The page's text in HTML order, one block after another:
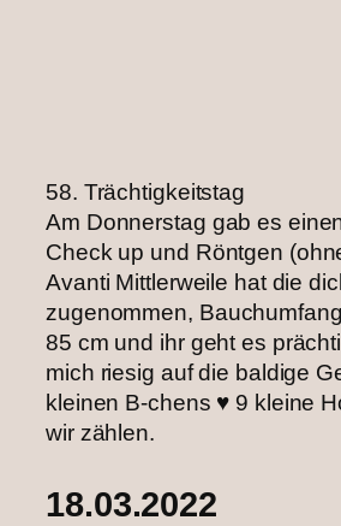
58. Trächtigkeitstag
Am Donnerstag gab es
Check up und Röntgen
Avanti Mittlerweile hat die
zugenommen,
85 cm und ihr geht es
mich riesig auf die baldige
kleinen B-chens ♥️ 9 kleine
wir zählen.
18.03.2022